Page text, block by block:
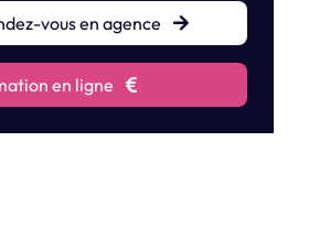
vous en agence
en ligne